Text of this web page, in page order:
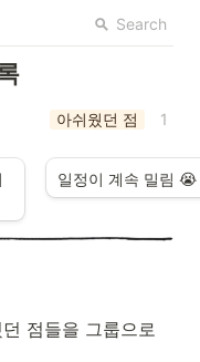
Search
아쉬웠던 점 1
일정이 계속 밀림
점들을 그룹으로